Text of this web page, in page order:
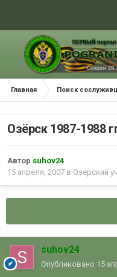
Главная Поиск
Озёрск 1987-1988
Автор suhov24
15 апреля, 2007 в Озерский
suhov24
Опубликовано 15